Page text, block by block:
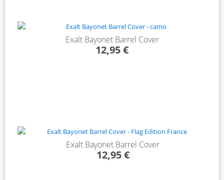
Exalt Bayonet Barrel Cover
12,95 €
Exalt Bayonet Barrel Cover
12,95 €